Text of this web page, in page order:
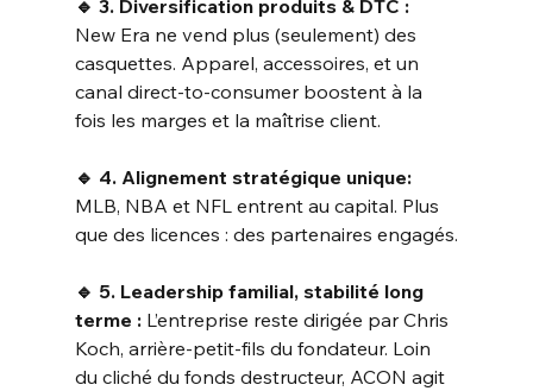
🔹 3. Diversification produits & DTC :
New Era ne vend plus (seulement) des
casquettes. Apparel, accessoires, et un
canal direct-to-consumer boostent à la
fois les marges et la maîtrise client.
🔹 4. Alignement stratégique unique:
MLB, NBA et NFL entrent au capital. Plus
que des licences : des partenaires engagés.
🔹 5. Leadership familial, stabilité long
terme : L’entreprise reste dirigée par Chris
Koch, arrière-petit-fils du fondateur. Loin
du cliché du fonds destructeur, ACON agit